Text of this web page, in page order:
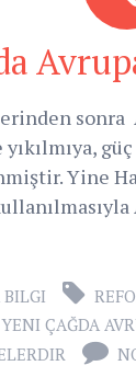
sonra
Yine
YENI ÇAĞDA